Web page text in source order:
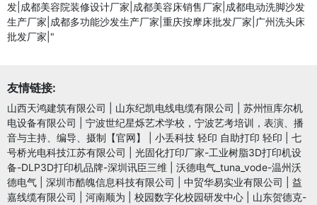
发|成都美容院装修设计厂家|成都美容床销售厂家|成都电动洗脚沙发
生产厂家|成都多功能沙发生产厂家|重庆按摩床批发厂家|广州洗头床
批发厂家|"
友情链接:
山西天鸿建筑有限公司 山东纪凯电线电缆有限公司
苏州恒库尔机
电设备有限公司
宁波世纪星烁艺术学校，宁波艺考培训，表演、播
音与主持、编导、摄制【官网】
小丢科技 轻印 自助打印 轻印
七
号桥光电科技江苏有限公司
光固化打印厂家-工业树脂3D打印机设
备-DLP3D打印机品牌-深圳讯臣三维
沃德电气_tuna_vode-温州沃
德电气
深圳市酷魄信息科技有限公司 中贸华易实业有限公司
益
嘉线缆有限公司
河南顺为 校园数字化校园研发中心
山东贺德克-